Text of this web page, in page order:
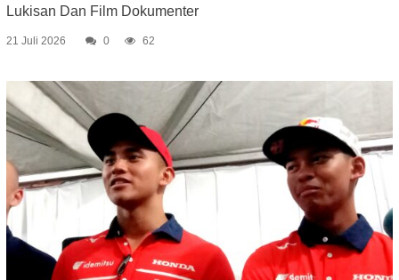
Lukisan Dan Film Dokumenter
21 Juli 2026 0 62